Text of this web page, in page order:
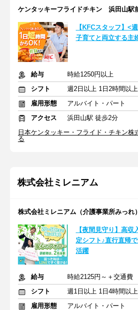
ケンタッキーフライドチキン 浜田山駅
【KFCスタッフ】<
子育てと両立する主
給与
時給1250円以上
シフト
雇用形態
アルバイト・パート
アクセス
浜田山駅 徒歩2分
日本ケンタッキー・フライド・チキン株
る
株式会社ミレニアム
株式会社ミレニアム（介護事業所みっれ）
【夜間見守り】高
定シフト♪直行直帰
活躍
給与
時給2125円～＋交通費
シフト
雇用形態
アルバイト・パート